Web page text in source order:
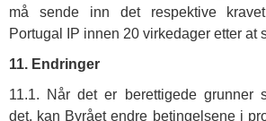
må sende inn det respektive
Portugal IP innen 20 virkedager etter at
11. Endringer
11.1. Når det er berettigede grunner
det, kan Byrået endre betingelsene i